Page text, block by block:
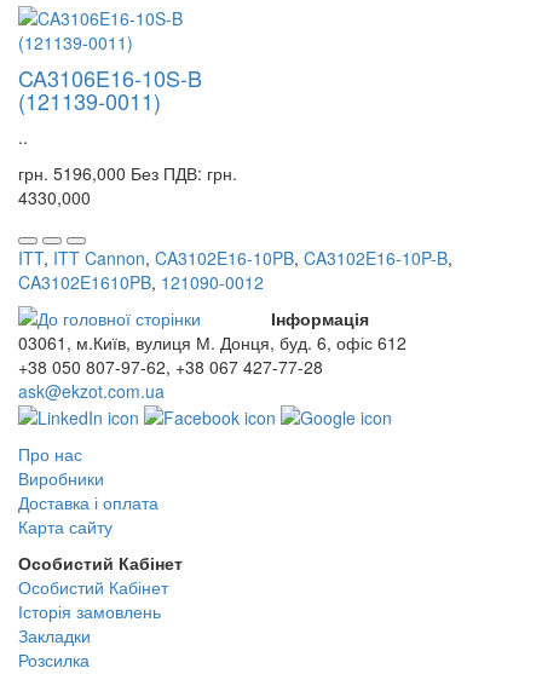
CA3106E16-10S-B
(121139-0011)
..
грн. 5196,000 Без ПДВ: грн.
4330,000
ITT, ITT Cannon, CA3102E16-10PB, CA3102E16-10P-B,
CA3102E1610PB, 121090-0012
03061, м.Київ, вулиця М. Донця, буд. 6, офіс 612
+38 050 807-97-62, +38 067 427-77-28
ask@ekzot.com.ua
Інформація
Про нас
Виробники
Доставка і оплата
Карта сайту
Особистий Кабінет
Особистий Кабінет
Історія замовлень
Закладки
Розсилка